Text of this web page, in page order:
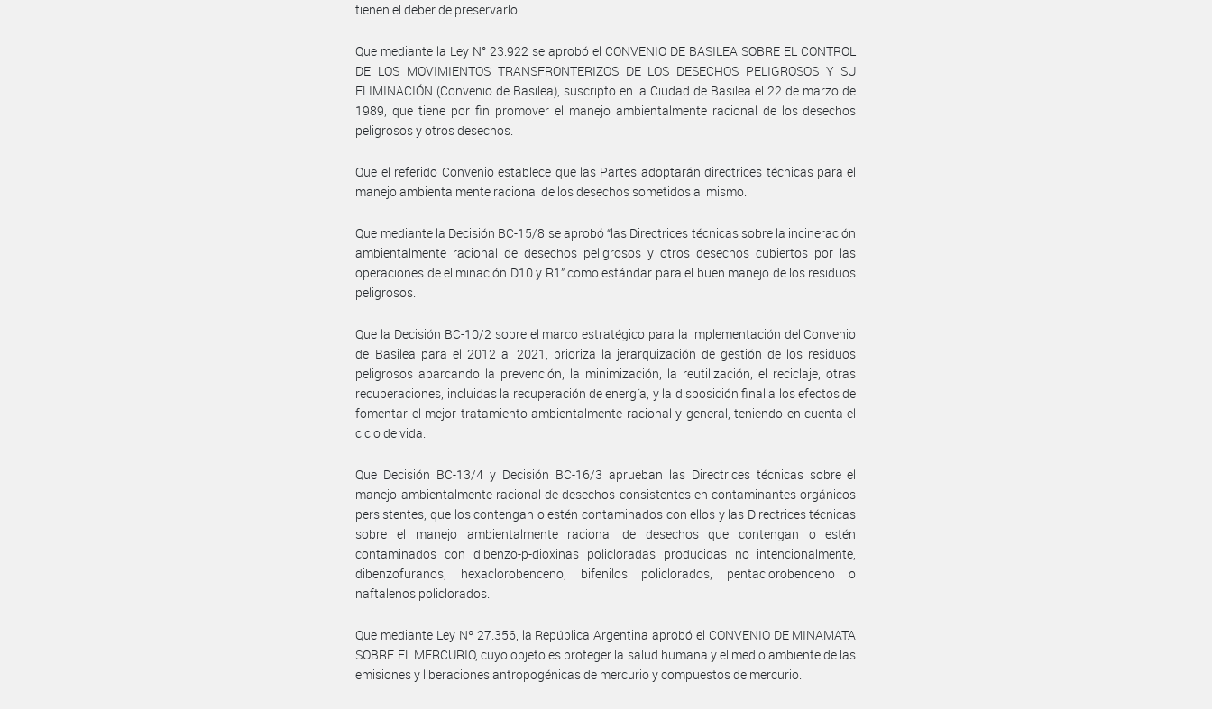
tienen el deber de preservarlo.
Que mediante la Ley N° 23.922 se aprobó el CONVENIO DE BASILEA SOBRE EL CONTROL
DE LOS MOVIMIENTOS TRANSFRONTERIZOS DE LOS DESECHOS PELIGROSOS Y SU
ELIMINACIÓN (Convenio de Basilea), suscripto en la Ciudad de Basilea el 22 de marzo de
1989, que tiene por fin promover el manejo ambientalmente racional de los desechos
peligrosos y otros desechos.
Que el referido Convenio establece que las Partes adoptarán directrices técnicas para el
manejo ambientalmente racional de los desechos sometidos al mismo.
Que mediante la Decisión BC-15/8 se aprobó “las Directrices técnicas sobre la incineración
ambientalmente racional de desechos peligrosos y otros desechos cubiertos por las
operaciones de eliminación D10 y R1” como estándar para el buen manejo de los residuos
peligrosos.
Que la Decisión BC-10/2 sobre el marco estratégico para la implementación del Convenio
de Basilea para el 2012 al 2021, prioriza la jerarquización de gestión de los residuos
peligrosos abarcando la prevención, la minimización, la reutilización, el reciclaje, otras
recuperaciones, incluidas la recuperación de energía, y la disposición final a los efectos de
fomentar el mejor tratamiento ambientalmente racional y general, teniendo en cuenta el
ciclo de vida.
Que Decisión BC-13/4 y Decisión BC-16/3 aprueban las Directrices técnicas sobre el
manejo ambientalmente racional de desechos consistentes en contaminantes orgánicos
persistentes, que los contengan o estén contaminados con ellos y las Directrices técnicas
sobre el manejo ambientalmente racional de desechos que contengan o estén
contaminados con dibenzo-p-dioxinas policloradas producidas no intencionalmente,
dibenzofuranos, hexaclorobenceno, bifenilos policlorados, pentaclorobenceno o
naftalenos policlorados.
Que mediante Ley Nº 27.356, la República Argentina aprobó el CONVENIO DE MINAMATA
SOBRE EL MERCURIO, cuyo objeto es proteger la salud humana y el medio ambiente de las
emisiones y liberaciones antropogénicas de mercurio y compuestos de mercurio.